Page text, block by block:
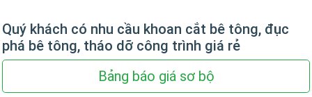
Quý khách có nhu cầu khoan cắt bê tông, đục
phá bê tông, tháo dỡ công trình giá rẻ
Bảng báo giá sơ bộ